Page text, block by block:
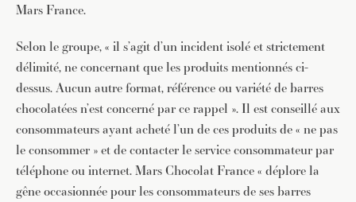
Mars France.
Selon le groupe, « il s’agit d’un incident isolé et strictement
délimité, ne concernant que les produits mentionnés ci-
dessus. Aucun autre format, référence ou variété de barres
chocolatées n’est concerné par ce rappel ». Il est conseillé aux
consommateurs ayant acheté l’un de ces produits de « ne pas
le consommer » et de contacter le service consommateur par
téléphone ou internet. Mars Chocolat France « déplore la
gêne occasionnée pour les consommateurs de ses barres